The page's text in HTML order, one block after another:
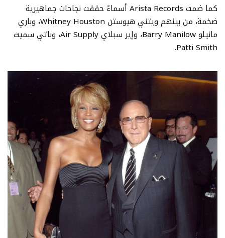
كما ضمت Arista Records أسماءً حققت نجاحات جماهيرية
ضخمة، من بينهم ويتني هيوستن Whitney Houston، وباري
مانيلو Barry Manilow، وإير سبلاي Air Supply، وباتي سميث
Patti Smith.